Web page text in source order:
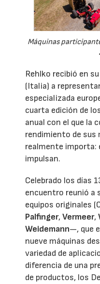
Máquinas
Rehlko recibió en
(Italia) a
especializada
cuarta edición de
anual con el que la
rendimiento de sus
realmente importa:
impulsan.
Celebrado los días
encuentro reunió a
equipos originales
Palfinger,Vermeer,
Weidemann—, que
nueve máquinas
variedad de
diferencia de una
de productos, los